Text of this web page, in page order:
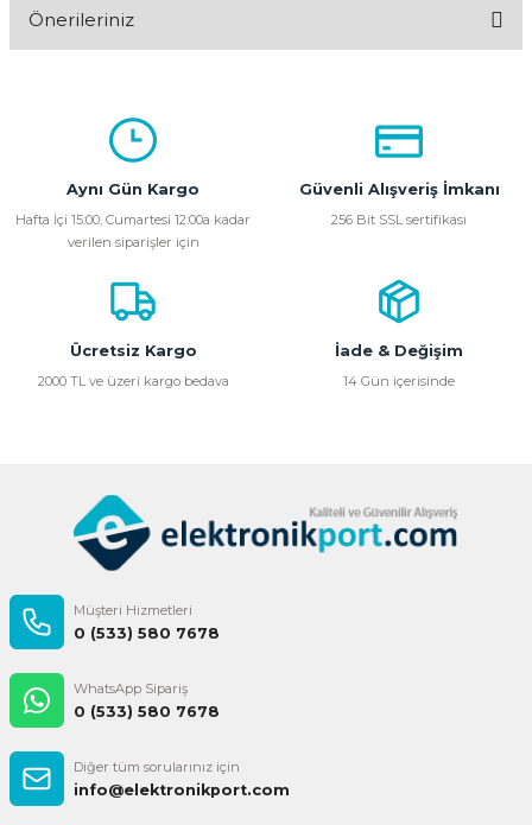
Önerileriniz
kullanarak tarafımıza iletebilirsiniz.
Görüş ve önerileriniz için teşekkür ederiz.
Ürün açıklamasında eksik bilgiler bulunuyor.
Ürün bilgilerinde hatalar bulunuyor.
Ürün fiyatı diğer sitelerden daha pahalı.
Bu ürüne benzer farklı alternatifler olmalı.
Aynı Gün Kargo
Hafta İçi 15:00, Cumartesi 12:00a kadar
verilen siparişler için
Güvenli Alışveriş İmkanı
256 Bit SSL sertifikası
Ücretsiz Kargo
2000 TL ve üzeri kargo bedava
İade & Değişim
14 Gün içerisinde
Müşteri Hizmetleri
0 (533) 580 7678
WhatsApp Sipariş
0 (533) 580 7678
Diğer tüm sorularınız için
info@elektronikport.com